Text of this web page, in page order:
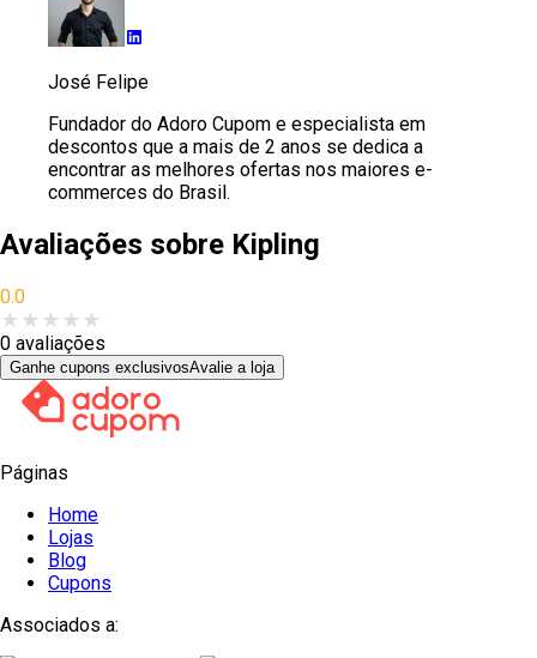
José Felipe
Fundador do Adoro Cupom e especialista em
descontos que a mais de 2 anos se dedica a
encontrar as melhores ofertas nos maiores e-
commerces do Brasil.
Avaliações sobre Kipling
0.0
★ ★ ★ ★ ★
0 avaliações
Ganhe cupons exclusivosAvalie a loja
Páginas
Home
Lojas
Blog
Cupons
Associados a: